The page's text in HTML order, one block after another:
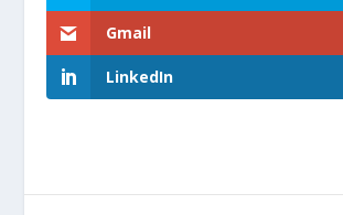
Gmail
LinkedIn